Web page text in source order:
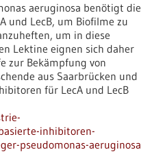
aeruginosa benötigt die
und LecB, um Biofilme zu
um in diese
Lektine eignen sich daher
zur Bekämpfung von
aus Saarbrücken und
für LecA und LecB
inhibitoren-
pseudomonas-aeruginosa